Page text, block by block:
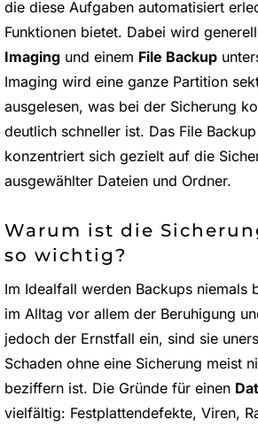
die diese Aufgaben automatisiert
Funktionen bietet. Dabei wird
Imaging und einem File Backup
Imaging wird eine ganze Partition
ausgelesen, was bei der Sicherung
deutlich schneller ist. Das File
konzentriert sich gezielt auf die
ausgewählter Dateien und Ordner.
Warum ist die
so wichtig?
Im Idealfall werden Backups niemals
im Alltag vor allem der Beruhigung
jedoch der Ernstfall ein, sind sie
Schaden ohne eine Sicherung meist
beziffern ist. Die Gründe für einen
vielfältig: Festplattendefekte, Viren,